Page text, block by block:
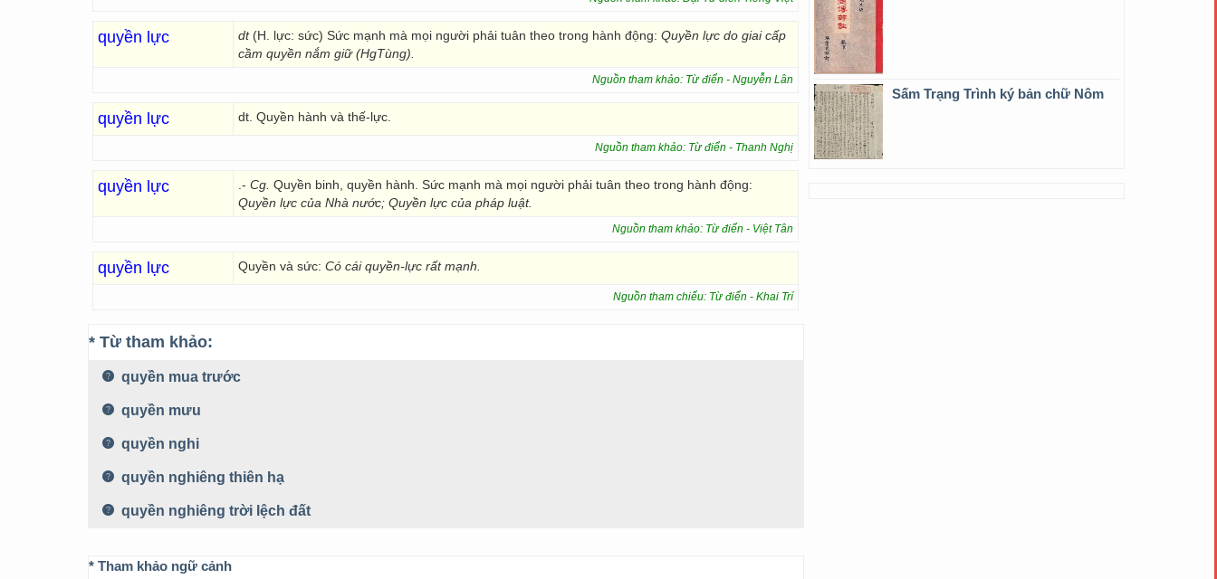
quyền lực dt (H. lực: sức) Sức mạnh mà mọi người phải tuân theo trong hành động: Quyền lực do giai cấp
cầm quyền nắm giữ (HgTùng).
Nguồn tham khảo: Từ điển - Nguyễn Lân
quyền lực dt. Quyền hành và thế-lực.
Nguồn tham khảo: Từ điển - Thanh Nghị
quyền lực .- Cg. Quyền binh, quyền hành. Sức mạnh mà mọi người phải tuân theo trong hành động:
Quyền lực của Nhà nước; Quyền lực của pháp luật.
Nguồn tham khảo: Từ điển - Việt Tân
quyền lực Quyền và sức: Có cái quyền-lực rất mạnh.
Nguồn tham chiếu: Từ điển - Khai Trí
* Từ tham khảo:
quyền mua trước
quyền mưu
quyền nghi
quyền nghiêng thiên hạ
quyền nghiêng trời lệch đất
* Tham khảo ngữ cảnh
Sấm Trạng Trình ký bản chữ Nôm